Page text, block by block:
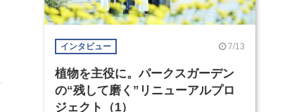
インタビュー 7/13
植物を主役に。パークスガーデン
の“残して磨く”リニューアルプロ
ジェクト（1）